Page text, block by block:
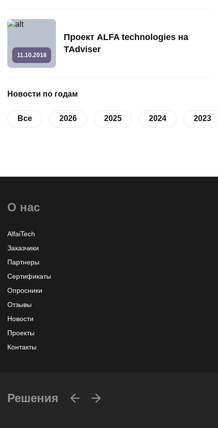
11.10.2018
Проект ALFA technologies на
TAdviser
Новости по годам
Все 2026 2025 2024 2023
О нас
AlfaiTech
Заказчики
Партнеры
Сертификаты
Опросники
Отзывы
Новости
Проекты
Контакты
Решения